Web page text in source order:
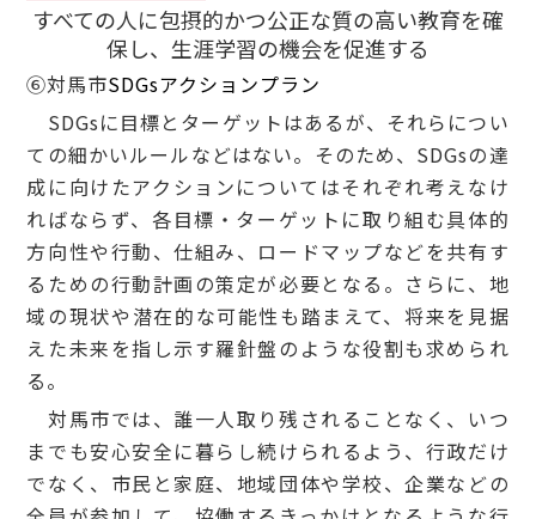
すべての人に包摂的かつ公正な質の高い教育を確
保し、生涯学習の機会を促進する
⑥対馬市SDGsアクションプラン
SDGsに目標とターゲットはあるが、それらについ
ての細かいルールなどはない。そのため、SDGsの達
成に向けたアクションについてはそれぞれ考えなけ
ればならず、各目標・ターゲットに取り組む具体的
方向性や行動、仕組み、ロードマップなどを共有す
るための行動計画の策定が必要となる。さらに、地
域の現状や潜在的な可能性も踏まえて、将来を見据
えた未来を指し示す羅針盤のような役割も求められ
る。
対馬市では、誰一人取り残されることなく、いつ
までも安心安全に暮らし続けられるよう、行政だけ
でなく、市民と家庭、地域団体や学校、企業などの